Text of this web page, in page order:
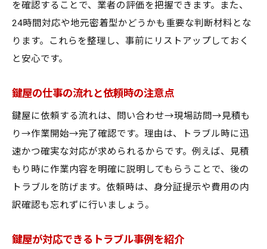
鍵屋を目指すなら知っておきたい仕事内容
鍵屋の仕事内容と必要なスキルを徹底解説
未経験から鍵屋を目指すためのポイント
鍵屋の現場で求められる対応力と応用力
鍵屋として働くメリットとやりがい
地域密着型鍵屋のサービスが選ばれる理由
地域密着型鍵屋が持つ強みとサポート体制
鍵屋の迅速対応が信頼される理由を紹介
鍵屋が地域ニーズに合わせて対応する工夫
を確認することで、業者の評価を把握できます。また、
24時間対応や地元密着型かどうかも重要な判断材料とな
ります。これらを整理し、事前にリストアップしておく
と安心です。
鍵屋の仕事の流れと依頼時の注意点
鍵屋に依頼する流れは、問い合わせ→現場訪問→見積も
り→作業開始→完了確認です。理由は、トラブル時に迅
速かつ確実な対応が求められるからです。例えば、見積
もり時に作業内容を明確に説明してもらうことで、後の
トラブルを防げます。依頼時は、身分証提示や費用の内
訳確認も忘れずに行いましょう。
鍵屋が対応できるトラブル事例を紹介